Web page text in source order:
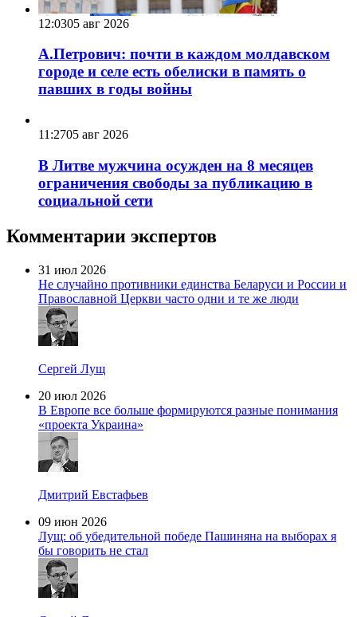
12:0305 авг 2026
А.Петрович: почти в каждом молдавском
городе и селе есть обелиски в память о
павших в годы войны
11:2705 авг 2026
В Литве мужчина осужден на 8 месяцев
ограничения свободы за публикацию в
социальной сети
Комментарии экспертов
31 июл 2026
Не случайно противники единства Беларуси и России и
Православной Церкви часто одни и те же люди
Сергей Лущ
20 июл 2026
В Европе все больше формируются разные понимания
«проекта Украина»
Дмитрий Евстафьев
09 июн 2026
Лущ: об убедительной победе Пашиняна на выборах я
бы говорить не стал